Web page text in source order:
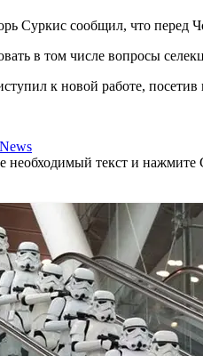
Суркис сообщил, что перед
в том числе вопросы
к новой работе,
необходимый текст и нажмите